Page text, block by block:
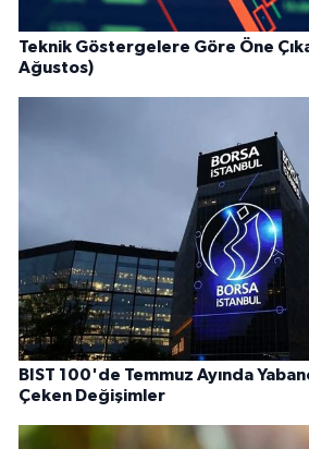
Teknik Göstergelere Göre Öne
Ağustos)
BIST 100'de Temmuz Ayında
Çeken Değişimler